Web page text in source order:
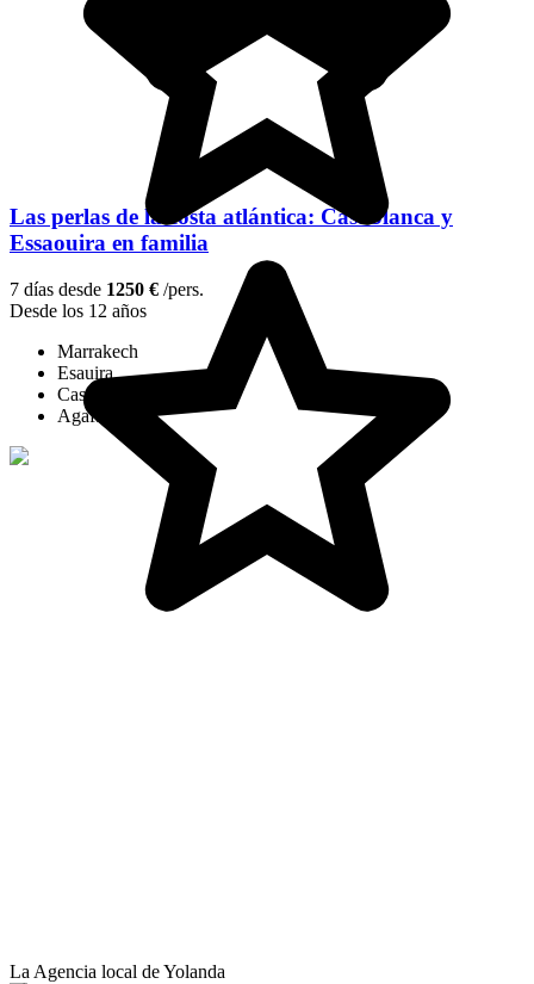
Las perlas de la costa atlántica: Casablanca y
Essaouira en familia
7 días desde 1250 € /pers.
Desde los 12 años
Marrakech
Esauira
Casablanca
Agafay
La Agencia local de Yolanda